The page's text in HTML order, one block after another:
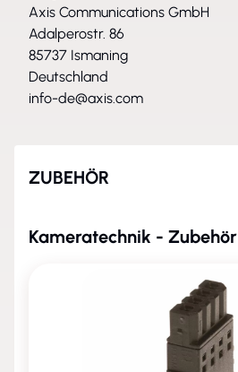
Axis Communications GmbH
Adalperostr. 86
85737 Ismaning
Deutschland
info-de@axis.com
ZUBEHÖR
Kameratechnik - Zubehör